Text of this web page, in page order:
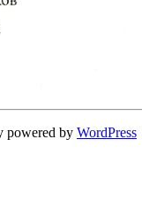
powered by WordPress